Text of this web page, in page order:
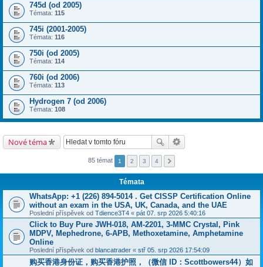
745d (od 2005)
Témata: 115
745i (2001-2005)
Témata: 116
750i (od 2005)
Témata: 114
760i (od 2006)
Témata: 113
Hydrogen 7 (od 2006)
Témata: 108
Nové téma
85 témat 1 2 3 4
Témata
WhatsApp: +1 (226) 894-5014​ . Get CISSP Certification Online
without an exam in the USA, UK, Canada, and the UAE
Poslední příspěvek od Tdience3T4 « pát 07. srp 2026 5:40:16
Click to Buy Pure JWH-018, AM-2201, 3-MMC Crystal, Pink
MDPV, Mephedrone, 6-APB, Methoxetamine, Amphetamine
Online
Poslední příspěvek od blancatrader « stř 05. srp 2026 17:54:09
购买香港身份证，购买香港护照，（微信 ID：Scottbowers44）如